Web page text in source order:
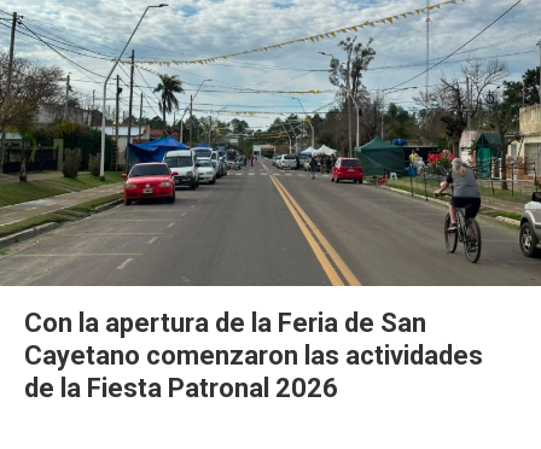
Con la apertura de la Feria de San
Cayetano comenzaron las actividades
de la Fiesta Patronal 2026